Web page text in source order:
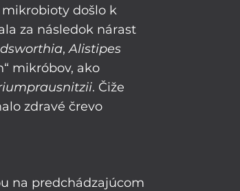
mikrobioty došlo k
za následok nárast
, Alistipes
mikróbov, ako
. Čiže
zdravé črevo
na predchádzajúcom